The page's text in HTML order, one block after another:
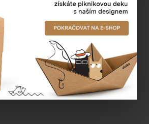
zpracováním osobních údajů dle